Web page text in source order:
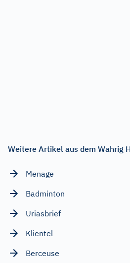
Weitere Artikel aus dem Wahrig
Menage
Badminton
Uriasbrief
Klientel
Berceuse